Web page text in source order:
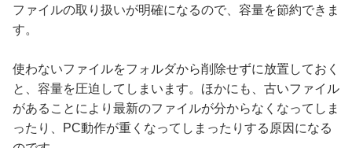
ファイルの取り扱いが明確になるので、容量を節約できま
す。
使わないファイルをフォルダから削除せずに放置しておく
と、容量を圧迫してしまいます。ほかにも、古いファイル
があることにより最新のファイルが分からなくなってしま
ったり、PC動作が重くなってしまったりする原因になる